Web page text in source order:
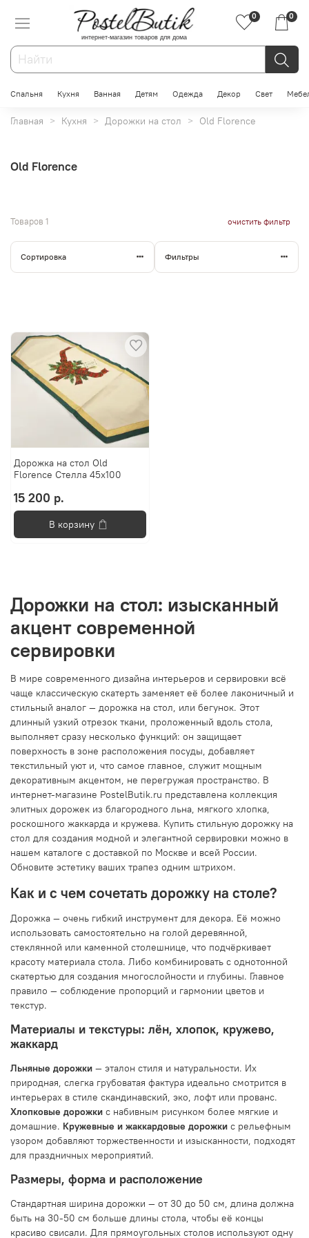
интернет-магазин товаров для дома
0 0
Спальня Кухня Ванная Детям Одежда Декор Свет
Главная Кухня Дорожки на стол Old Florence
Old Florence
Товаров 1 очистить фильтр
Сортировка Фильтры
Дорожка на стол Old
Florenсe Стелла 45х100
15 200 р.
В корзину
Дорожки на стол: изысканный
акцент современной
сервировки
В мире современного дизайна интерьеров и сервировки всё
чаще классическую скатерть заменяет её более лаконичный и
стильный аналог — дорожка на стол, или бегунок. Этот
длинный узкий отрезок ткани, проложенный вдоль стола,
выполняет сразу несколько функций: он защищает
поверхность в зоне расположения посуды, добавляет
текстильный уют и, что самое главное, служит мощным
декоративным акцентом, не перегружая пространство. В
интернет-магазине PostelButik.ru представлена коллекция
элитных дорожек из благородного льна, мягкого хлопка,
роскошного жаккарда и кружева. Купить стильную дорожку на
стол для создания модной и элегантной сервировки можно в
нашем каталоге с доставкой по Москве и всей России.
Обновите эстетику ваших трапез одним штрихом.
Как и с чем сочетать дорожку на столе?
Дорожка — очень гибкий инструмент для декора. Её можно
использовать самостоятельно на голой деревянной,
стеклянной или каменной столешнице, что подчёркивает
красоту материала стола. Либо комбинировать с однотонной
скатертью для создания многослойности и глубины. Главное
правило — соблюдение пропорций и гармонии цветов и
текстур.
Материалы и текстуры: лён, хлопок, кружево,
жаккард
Льняные дорожки — эталон стиля и натуральности. Их
природная, слегка грубоватая фактура идеально смотрится в
интерьерах в стиле скандинавский, эко, лофт или прованс.
Хлопковые дорожки с набивным рисунком более мягкие и
домашние. Кружевные и жаккардовые дорожки с рельефным
узором добавляют торжественности и изысканности, подходят
для праздничных мероприятий.
Размеры, форма и расположение
Стандартная ширина дорожки — от 30 до 50 см, длина должна
быть на 30-50 см больше длины стола, чтобы её концы
красиво свисали. Для прямоугольных столов используют одну